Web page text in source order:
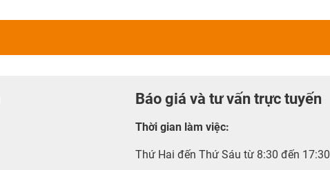
Báo giá và tư vấn trực tuyến
Thời gian làm việc:
Thứ Hai đến Thứ Sáu từ 8:30 đến 17:30